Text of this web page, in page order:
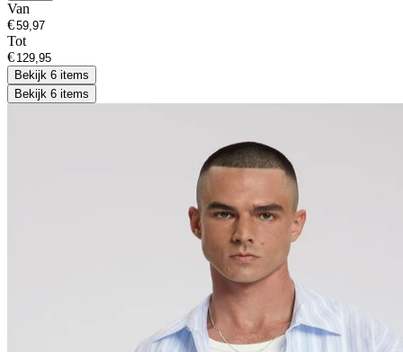
Van
€
Tot
€
Bekijk 6 items
Bekijk 6 items